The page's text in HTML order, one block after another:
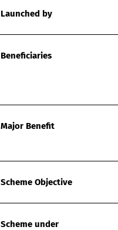
Launched by
Beneficiaries
Major Benefit
Scheme Objective
Scheme under